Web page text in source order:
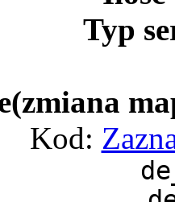
Typ
Kod: